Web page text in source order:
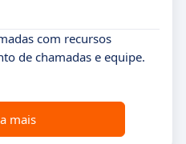
com recursos
de chamadas e equipe.
mais